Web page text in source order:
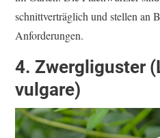
schnittverträglich und stellen an
Anforderungen.
4. Zwergliguster
vulgare)